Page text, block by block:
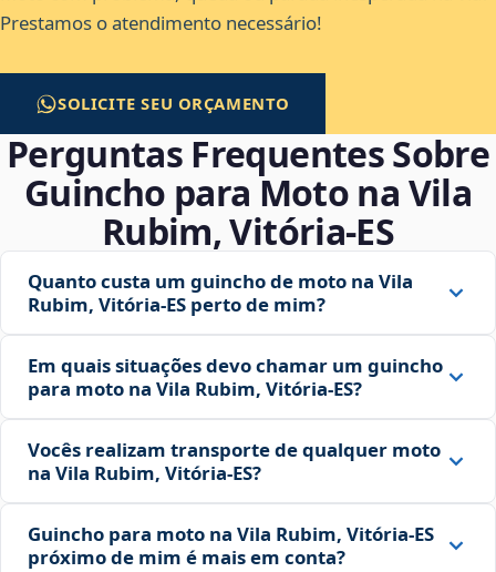
Prestamos o atendimento necessário!
SOLICITE SEU ORÇAMENTO
Perguntas Frequentes Sobre
Guincho para Moto na Vila
Rubim, Vitória‑ES
Quanto custa um guincho de moto na Vila
Rubim, Vitória‑ES perto de mim?
Em quais situações devo chamar um guincho
para moto na Vila Rubim, Vitória‑ES?
Vocês realizam transporte de qualquer moto
na Vila Rubim, Vitória‑ES?
Guincho para moto na Vila Rubim, Vitória‑ES
próximo de mim é mais em conta?